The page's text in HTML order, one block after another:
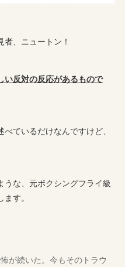
、ニュートン！
い反対の反応があるもので
ているだけなんですけど、
な、元ボクシングフライ級
す。
が続いた。今もそのトラウ